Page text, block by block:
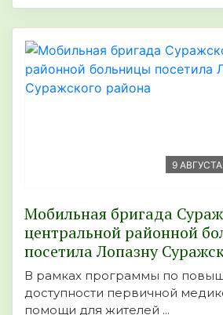
9 АВГУСТА
Мобильная бригада
центральной районной
посетила Лопазну
В рамках программы по
доступности первичной
помощи для жителей ...